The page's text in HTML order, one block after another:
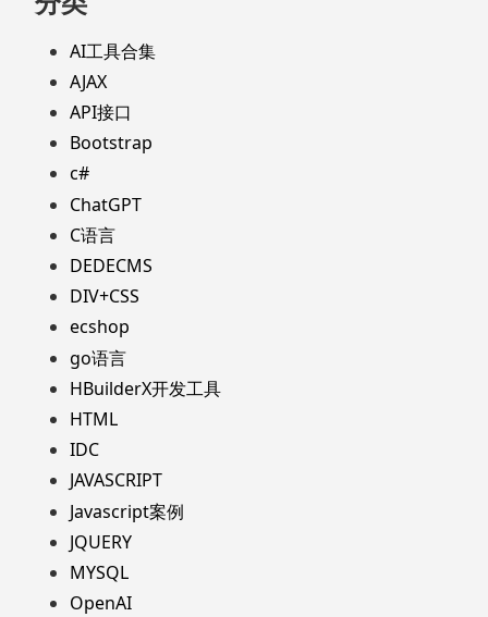
AI工具合集
AJAX
API接口
Bootstrap
c#
ChatGPT
C语言
DEDECMS
DIV+CSS
ecshop
go语言
HBuilderX开发工具
HTML
IDC
JAVASCRIPT
Javascript案例
JQUERY
MYSQL
OpenAI